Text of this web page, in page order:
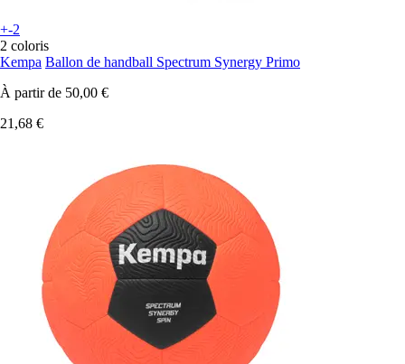
+-2
2 coloris
Kempa Ballon de handball Spectrum Synergy Primo
À partir de 50,00 €
21,68 €